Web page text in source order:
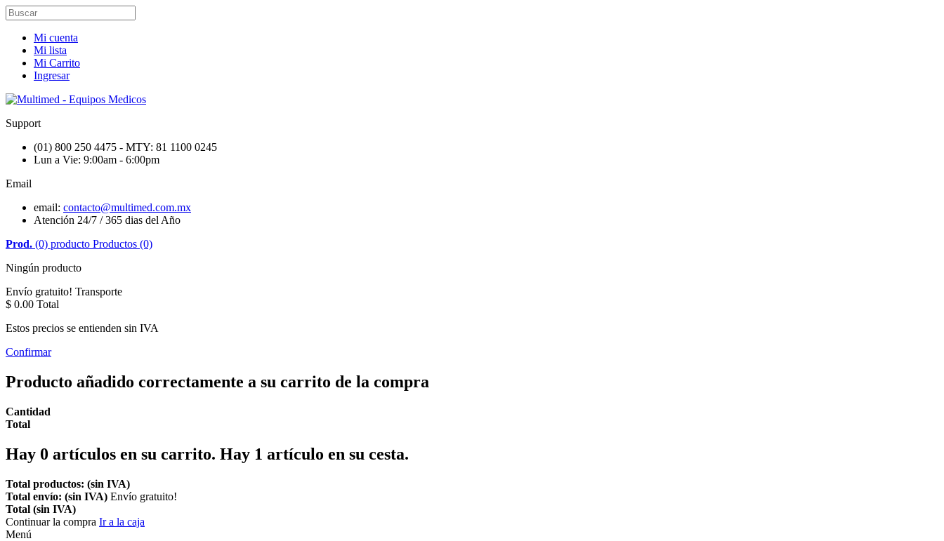
Mi cuenta
Mi lista
Mi Carrito
Ingresar
Support
(01) 800 250 4475 - MTY: 81 1100 0245
Lun a Vie: 9:00am - 6:00pm
Email
email: contacto@multimed.com.mx
Atención 24/7 / 365 dias del Año
Prod. (0) producto Productos (0)
Ningún producto
Envío gratuito! Transporte
$ 0.00 Total
Estos precios se entienden sin IVA
Confirmar
Producto añadido correctamente a su carrito de la compra
Cantidad
Total
Hay 0 artículos en su carrito. Hay 1 artículo en su cesta.
Total productos: (sin IVA)
Total envío: (sin IVA) Envío gratuito!
Total (sin IVA)
Continuar la compra Ir a la caja
Menú